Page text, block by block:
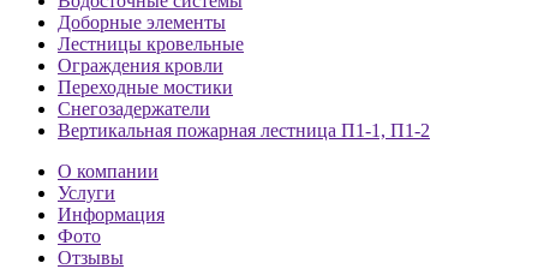
Доборные элементы
Лестницы кровельные
Ограждения кровли
Переходные мостики
Снегозадержатели
Вертикальная пожарная лестница П1-1, П1-2
О компании
Услуги
Информация
Фото
Отзывы